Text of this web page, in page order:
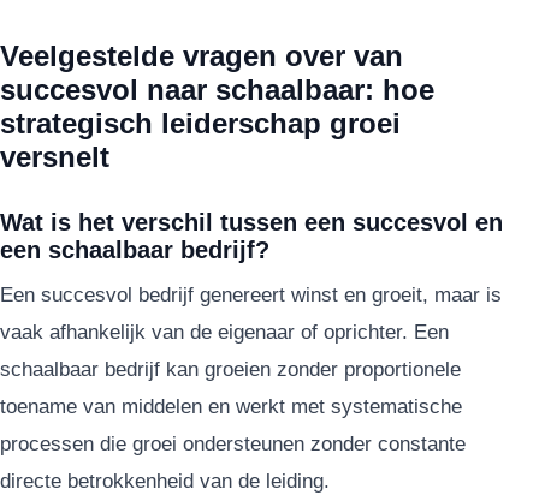
Veelgestelde vragen over van
succesvol naar schaalbaar: hoe
strategisch leiderschap groei
versnelt
Wat is het verschil tussen een succesvol en
een schaalbaar bedrijf?
Een succesvol bedrijf genereert winst en groeit, maar is
vaak afhankelijk van de eigenaar of oprichter. Een
schaalbaar bedrijf kan groeien zonder proportionele
toename van middelen en werkt met systematische
processen die groei ondersteunen zonder constante
directe betrokkenheid van de leiding.